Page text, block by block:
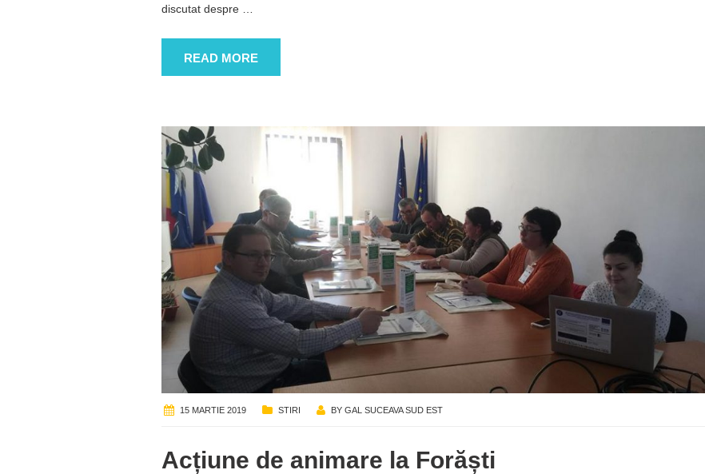
discutat despre
READ MORE
15 MARTIE 2019 STIRI BY GAL SUCEAVA SUD EST
Acțiune de animare la Forăști